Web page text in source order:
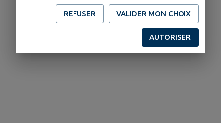
REFUSER VALIDER MON CHOIX
AUTORISER